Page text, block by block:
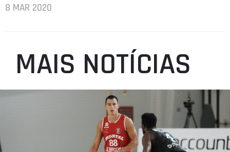
8 MAR 2020
MAIS NOTÍCIAS